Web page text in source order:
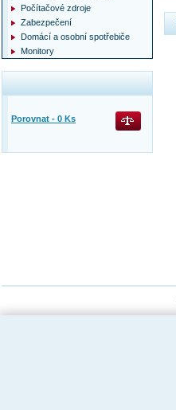
Počítačové zdroje
Zabezpečení
Domácí a osobní spotřebiče
Monitory
Porovnat - 0 Ks